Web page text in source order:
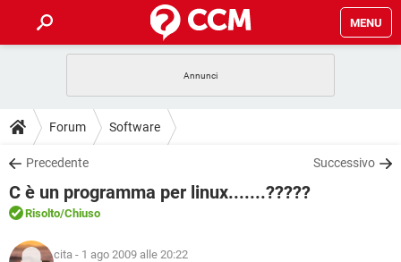
MENU
INTRATTENIMENTO
iOS
INSTAGRAM WHATSAPP
TIKTOK
HARDWARE
GUIDE
COVID-19
iOS
INSTAGRAM
DOWNLOAD
COVID-19 GAMING
INTRATTENIMENTO
iOS
FORUM
COVID-19
GLOSSARIO
Forum Software
Precedente Successivo
C è un programma per linux.......?????
Risolto/Chiuso
cita - 1 ago 2009 alle 20:22